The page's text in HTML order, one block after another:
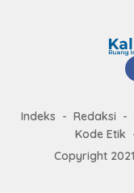
Indeks Redaksi
Kode Etik
Copyright